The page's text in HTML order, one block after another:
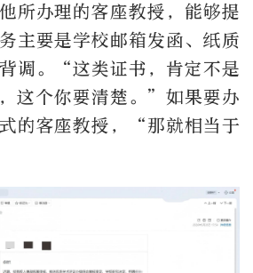
所办理的客座教授，能够提
主要是学校邮箱发函、纸质
调。“这类证书，肯定不是
这个你要清楚。”如果要办
的客座教授，“那就相当于